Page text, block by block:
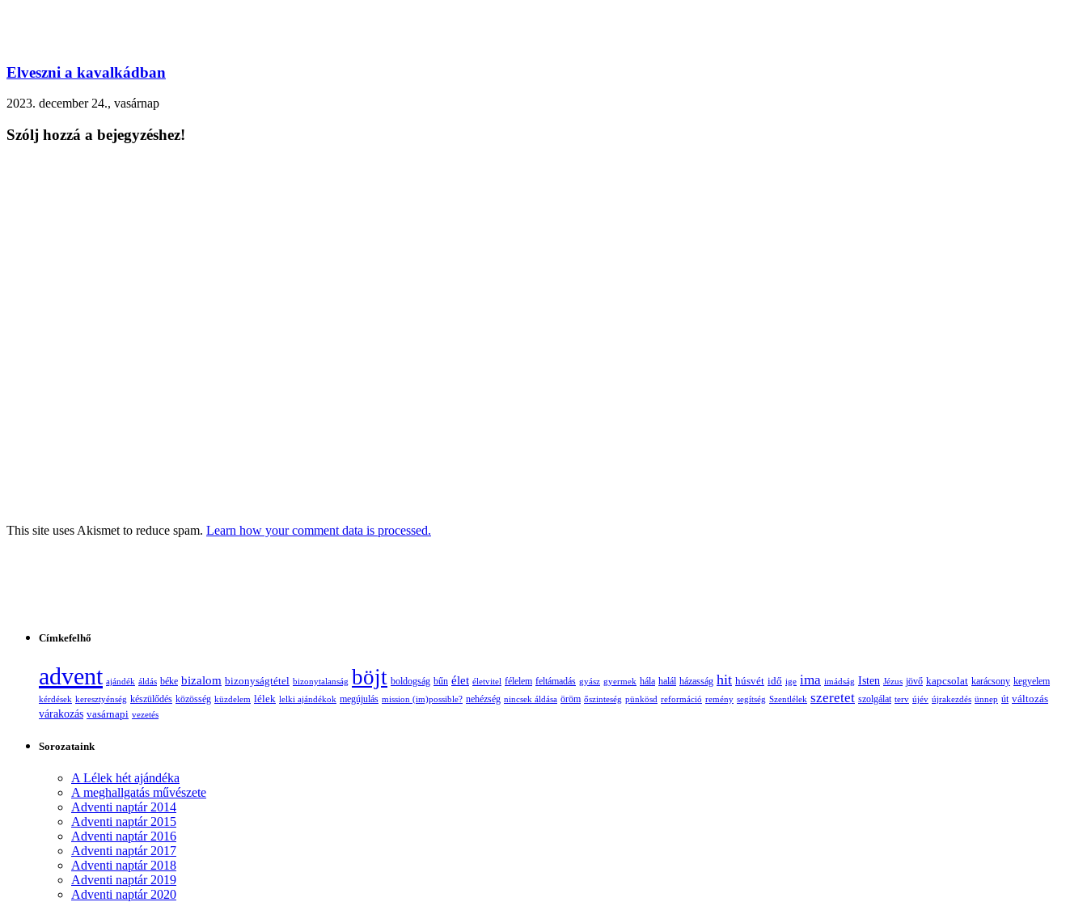
Elveszni a kavalkádban
2023. december 24., vasárnap
Szólj hozzá a bejegyzéshez!
This site uses Akismet to reduce spam. Learn how your comment data is processed.
Címkefelhő
advent ajándék áldás béke bizalom bizonyságtétel bizonytalanság böjt boldogság bűn élet életvitel félelem feltámadás gyász gyermek hála halál házasság hit húsvét idő ige ima imádság Isten Jézus jövő kapcsolat karácsony kegyelem
kérdések keresztyénség készülődés közösség küzdelem lélek lelki ajándékok megújulás mission (im)possible? nehézség nincsek áldása öröm őszinteség pünkösd reformáció remény segítség Szentlélek szeretet szolgálat terv újév újrakezdés ünnep út változás
várakozás vasárnapi vezetés
Sorozataink
A Lélek hét ajándéka
A meghallgatás művészete
Adventi naptár 2014
Adventi naptár 2015
Adventi naptár 2016
Adventi naptár 2017
Adventi naptár 2018
Adventi naptár 2019
Adventi naptár 2020